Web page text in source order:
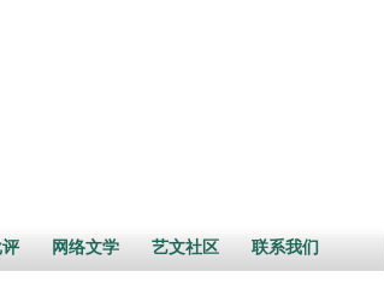
网络文学 艺文社区 联系我们